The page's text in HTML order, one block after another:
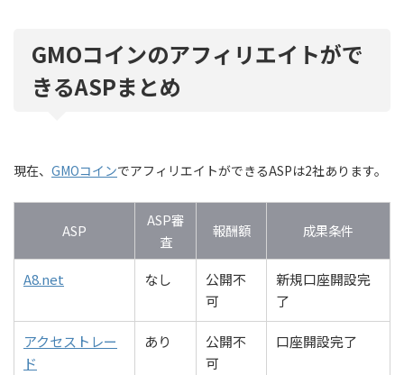
GMOコインのアフィリエイトがで
きるASPまとめ
現在、 GMOコインでアフィリエイトができるASPは2社あります。
ASP
ASP審
査
報酬額 成果条件
A8.net なし
公開不
可
新規口座開設完
了
アクセストレー
ド
あり
公開不
可
口座開設完了